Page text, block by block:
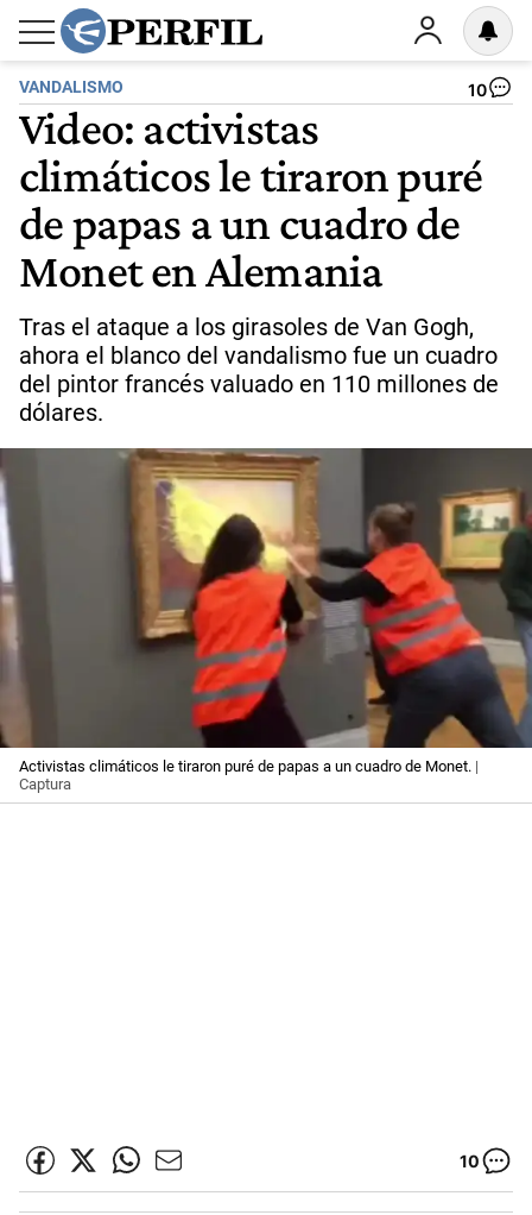
VANDALISMO 10
Video: activistas
climáticos le tiraron puré
de papas a un cuadro de
Monet en Alemania
Tras el ataque a los girasoles de Van Gogh,
ahora el blanco del vandalismo fue un cuadro
del pintor francés valuado en 110 millones de
dólares.
Activistas climáticos le tiraron puré de papas a un cuadro de Monet. |
Captura
10